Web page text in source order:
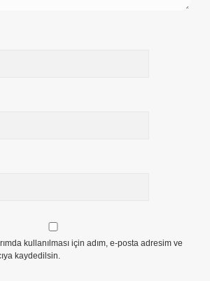
kullanılması için adım, e-posta adresim ve
kaydedilsin.